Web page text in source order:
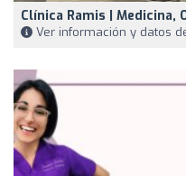
Clínica Ramis |
Ver información y datos